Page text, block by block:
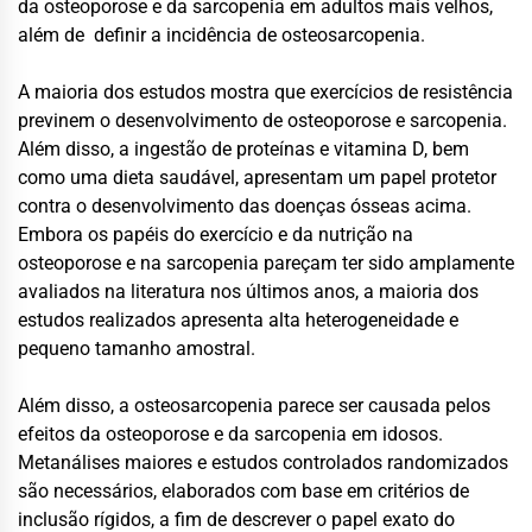
da osteoporose e da sarcopenia em adultos mais velhos,
além de definir a incidência de osteosarcopenia.
A maioria dos estudos mostra que exercícios de resistência
previnem o desenvolvimento de osteoporose e sarcopenia.
Além disso, a ingestão de proteínas e vitamina D, bem
como uma dieta saudável, apresentam um papel protetor
contra o desenvolvimento das doenças ósseas acima.
Embora os papéis do exercício e da nutrição na
osteoporose e na sarcopenia pareçam ter sido amplamente
avaliados na literatura nos últimos anos, a maioria dos
estudos realizados apresenta alta heterogeneidade e
pequeno tamanho amostral.
Além disso, a osteosarcopenia parece ser causada pelos
efeitos da osteoporose e da sarcopenia em idosos.
Metanálises maiores e estudos controlados randomizados
são necessários, elaborados com base em critérios de
inclusão rígidos, a fim de descrever o papel exato do